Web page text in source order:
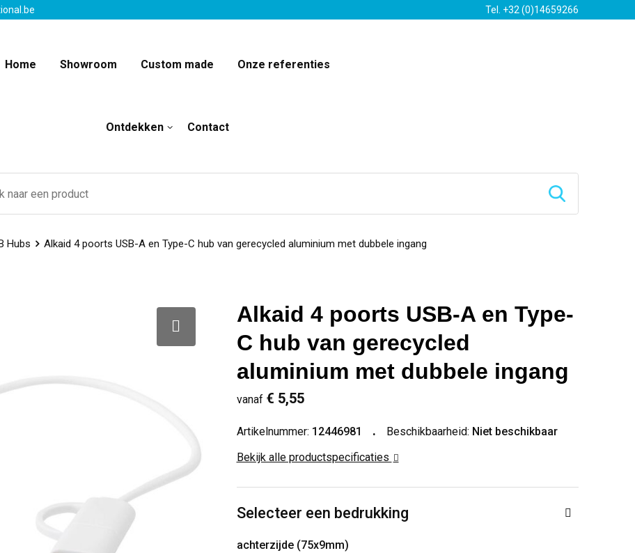
Tel. +32 (0)14659266
Home Showroom Custom made Onze referenties
Ontdekken Contact
Hubs Alkaid 4 poorts USB-A en Type-C hub van gerecycled aluminium met dubbele ingang
Alkaid 4 poorts USB-A en Type-
C hub van gerecycled
aluminium met dubbele ingang
vanaf € 5,55
Artikelnummer: 12446981 Beschikbaarheid: Niet beschikbaar
Bekijk alle productspecificaties
Selecteer een bedrukking
achterzijde (75x9mm)